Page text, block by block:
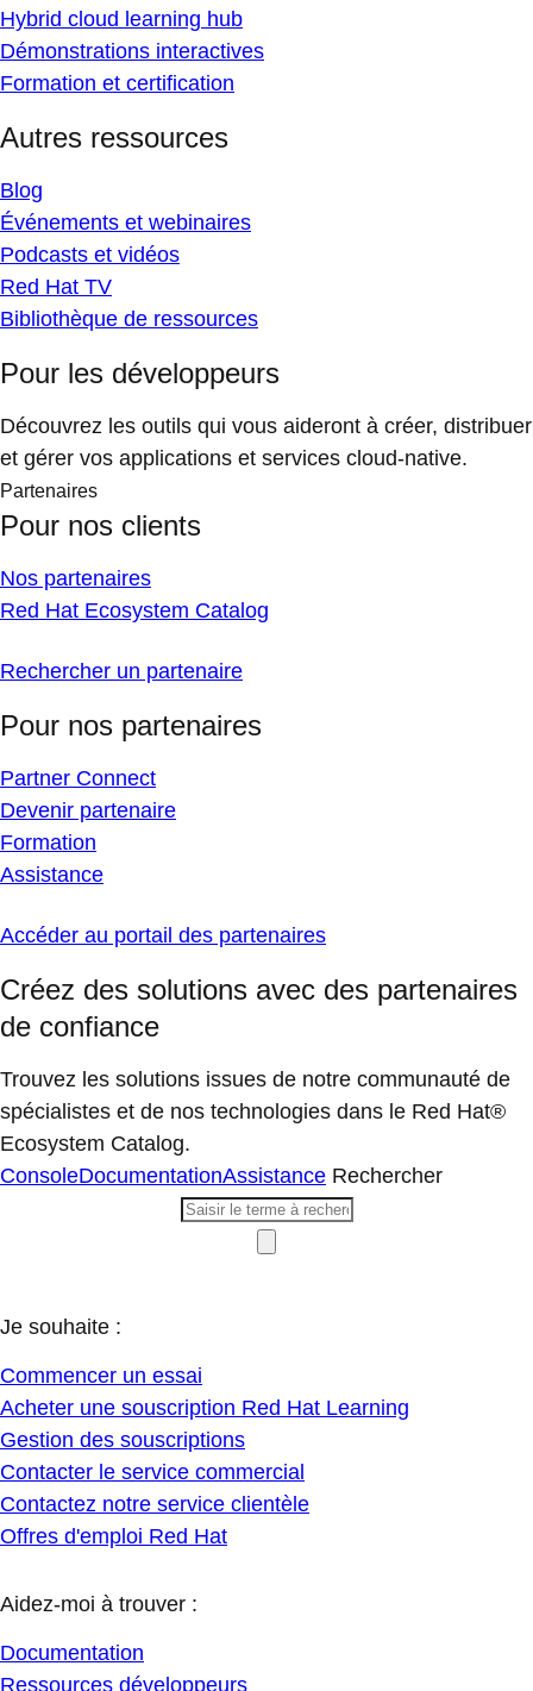
Hybrid cloud learning hub
Démonstrations interactives
Formation et certification
Autres ressources
Blog
Événements et webinaires
Podcasts et vidéos
Red Hat TV
Bibliothèque de ressources
Pour les développeurs
Découvrez les outils qui vous aideront à créer, distribuer
et gérer vos applications et services cloud-native.
Partenaires
Pour nos clients
Nos partenaires
Red Hat Ecosystem Catalog
Rechercher un partenaire
Pour nos partenaires
Partner Connect
Devenir partenaire
Formation
Assistance
Accéder au portail des partenaires
Créez des solutions avec des partenaires
de confiance
Trouvez les solutions issues de notre communauté de
spécialistes et de nos technologies dans le Red Hat®
Ecosystem Catalog.
ConsoleDocumentationAssistance Rechercher
Je souhaite :
Commencer un essai
Acheter une souscription Red Hat Learning
Gestion des souscriptions
Contacter le service commercial
Contactez notre service clientèle
Offres d'emploi Red Hat
Aidez-moi à trouver :
Documentation
Ressources développeurs